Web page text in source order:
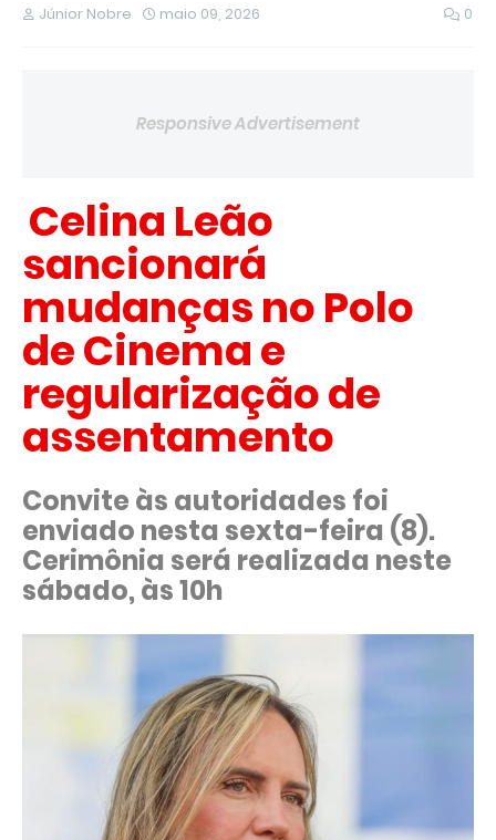
Júnior Nobre maio 09, 2026 0
Responsive Advertisement
Celina Leão
sancionará
mudanças no Polo
de Cinema e
regularização de
assentamento
Convite às autoridades foi
enviado nesta sexta-feira (8).
Cerimônia será realizada neste
sábado, às 10h